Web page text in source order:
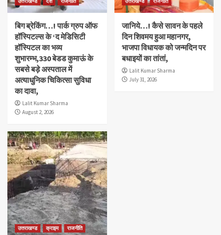
बिग ब्रेकिंग…! पार्क ग्रुप ऑफ
हॉस्पिटल्स के ‘द मेडिसिटी
हॉस्पिटल का भव्य
शुभारम्भ,330 बेडड कुमाऊं के
सबसे बड़े अस्पताल में
अत्याधुनिक चिकित्सा सुविधा
का दावा,
Lalit Kumar Sharma
August 2, 2026
जानिये…! कैसे सावन के पहले
दिन शिवमय हुआ महानगर,
भाजपा विधायक को जन्मदिन पर
बधाइयों का तांतां,
Lalit Kumar Sharma
July 31, 2026
उत्तराखण्ड क्राइम राजनीति